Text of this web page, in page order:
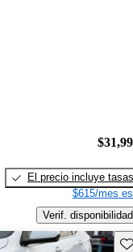
El precio incluye tasas
$615/mes
Verif. disponibilidad